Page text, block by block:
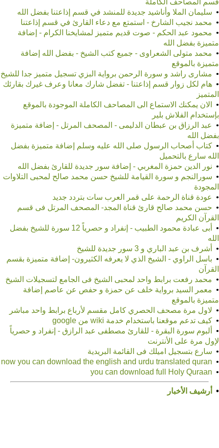
قسم المصاحف الكاملة
• سليمان الملا وأناشيد جديدة للمنشد في قسم إذاعتنا بفضل الله
• محمد نجيب الشارخ - استمتع مع دعاء القارئ في قسم إذاعتنا
• محمود عبد الحكم - صوت قديم متميز لمشايخنا الكرام - إضافة
متميزة بفضل الله
• محمد متولى الشعراوى - جميع كتب الشيخ - بفضل الله إضافة
متميزة بالموقع
• مشارى راشد و سورة الرحمن برواية البزي تسجيل متميز جدا للشيخ
• هام لكل زوار قسم إذاعتنا - تفضل شارك معانا وعرف غيرك بقارئك
المتميز
•
الان يمكنك الاستماع الى المصاحف الكاملة الموجودة بالموقع
بإستخدام الفلاش بلير
• عبد الرزاق بن عبطان الدليمى - المصحف المرتل - إضافة متميزة
بفضل الله
• كتاب أصحاب الرسول صلى الله عليه وسلم إضافة متميزة بفضل
الله سارع بالتحميل
• نور الدين حمزة المغربي - إضافة سور جديدة للقارئ بفضل الله
• سورالنجم و سورة القيامة للشيخ حسن محمد صالح لمحبى التلاوات
المجودة
• عودة قناة الرحمة على قمر العرب سات بتردد جديد
• حسن محمد صالح قارئ قناة المجد- المصحف المرتل فى قسم
القرآن الكريم
•
أبى عبادة محمود الطبيب - إنفراد و حصرياً 12 سورة للشيخ بفضل
الله
• أشرف بن عبد الباري و 3 سور جديدة للشيخ
• باسل الراوي - الشيخ الذي لا يعرفه الكثيرون- إضافة متميزة بقسم
القرآن
• محمد رفعت برابط واحد لمحبى الشيخ فى الجامع لتسجيلات الشيخ
• معمر السيد برواية خلف عن حمزة و حفص عن عاصم إضافة
متميزة بالموقع
• لاول مرة مصحف الحصري كامل مقسم لأرباع برابط واحد مباشر
• كيف تدعم موقعنا باستخدام خدمة wiki من google
•
ألبوم سورة البقرة - للقارئ مصطفى عبد الرازق - إنفراد و حصرياً
لإول مرة على الأنترنت
• سارع بتسجيل اميلك فى القائمة البريدية
•
•
• أرشيف الأخبار